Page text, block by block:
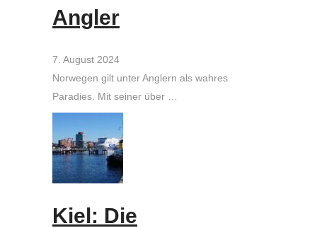
Angler
7. August 2024
Norwegen gilt unter Anglern als wahres
Paradies. Mit seiner über …
Kiel: Die